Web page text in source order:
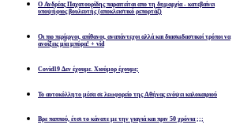
Ο Ανδρέας Παχατουρίδης παραιτείται απο τη δημαρχία - κατεβαίνει
υποψήφιος βουλευτής (αποκλειστικό ρεπορτάζ)
Οι πιο περίεργοι, απίθανοι, αναπάντεχοι αλλά και διασκεδαστικοί τρόποι να
ανοίξεις μία μπύρα! + vid
Covid19 Δεν έχουμε. Χιούμορ έχουμε;
Το αυτοκόλλητο μέσα σε λεωφορείο της Αθήνας ενόψει καλοκαιριού
Βρε παππού, έτσι το κάνατε με την γιαγιά και πριν 50 χρόνια ;;;